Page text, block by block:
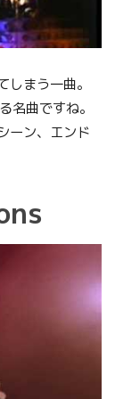
まう一曲。
名曲ですね。
ーン、エンド